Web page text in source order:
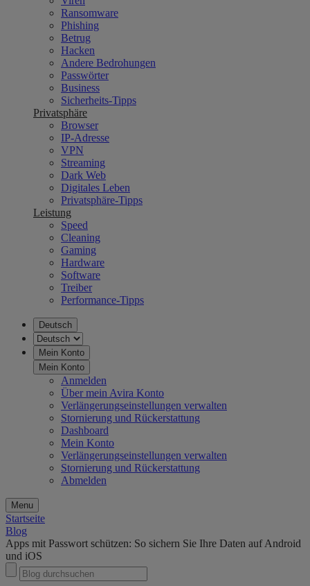
Ransomware
Phishing
Betrug
Hacken
Andere Bedrohungen
Passwörter
Business
Sicherheits-Tipps
Privatsphäre
Browser
IP-Adresse
VPN
Streaming
Dark Web
Digitales Leben
Privatsphäre-Tipps
Leistung
Speed
Cleaning
Gaming
Hardware
Software
Treiber
Performance-Tipps
Deutsch
Mein Konto
Mein Konto
Anmelden
Über mein Avira Konto
Verlängerungseinstellungen verwalten
Stornierung und Rückerstattung
Dashboard
Mein Konto
Verlängerungseinstellungen verwalten
Stornierung und Rückerstattung
Abmelden
Menu
Startseite
Blog
Apps mit Passwort schützen: So sichern Sie Ihre Daten auf Android
und iOS